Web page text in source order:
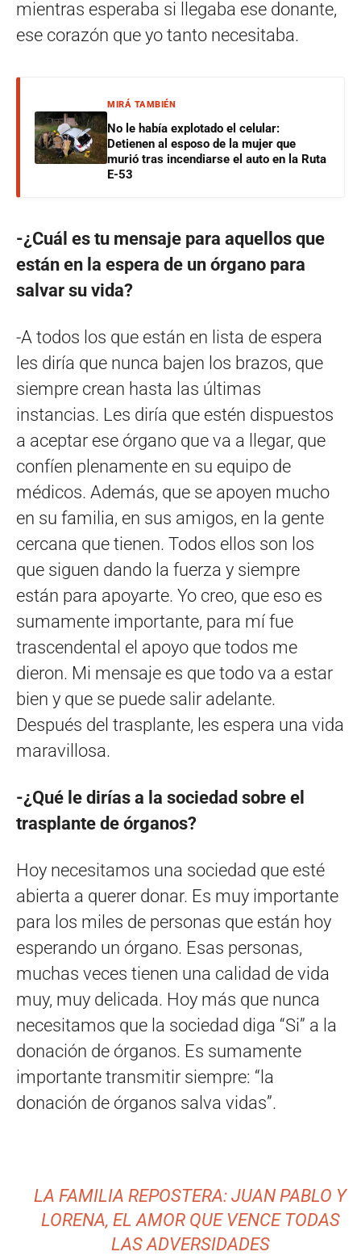
mientras esperaba si llegaba ese donante,
ese corazón que yo tanto necesitaba.
MIRÁ TAMBIÉN
No le había explotado el celular:
Detienen al esposo de la mujer que
murió tras incendiarse el auto en la Ruta
E-53
-¿Cuál es tu mensaje para aquellos que
están en la espera de un órgano para
salvar su vida?
-A todos los que están en lista de espera
les diría que nunca bajen los brazos, que
siempre crean hasta las últimas
instancias. Les diría que estén dispuestos
a aceptar ese órgano que va a llegar, que
confíen plenamente en su equipo de
médicos. Además, que se apoyen mucho
en su familia, en sus amigos, en la gente
cercana que tienen. Todos ellos son los
que siguen dando la fuerza y siempre
están para apoyarte. Yo creo, que eso es
sumamente importante, para mí fue
trascendental el apoyo que todos me
dieron. Mi mensaje es que todo va a estar
bien y que se puede salir adelante.
Después del trasplante, les espera una vida
maravillosa.
-¿Qué le dirías a la sociedad sobre el
trasplante de órganos?
Hoy necesitamos una sociedad que esté
abierta a querer donar. Es muy importante
para los miles de personas que están hoy
esperando un órgano. Esas personas,
muchas veces tienen una calidad de vida
muy, muy delicada. Hoy más que nunca
necesitamos que la sociedad diga “Si” a la
donación de órganos. Es sumamente
importante transmitir siempre: “la
donación de órganos salva vidas”.
LA FAMILIA REPOSTERA: JUAN PABLO Y
LORENA, EL AMOR QUE VENCE TODAS
LAS ADVERSIDADES